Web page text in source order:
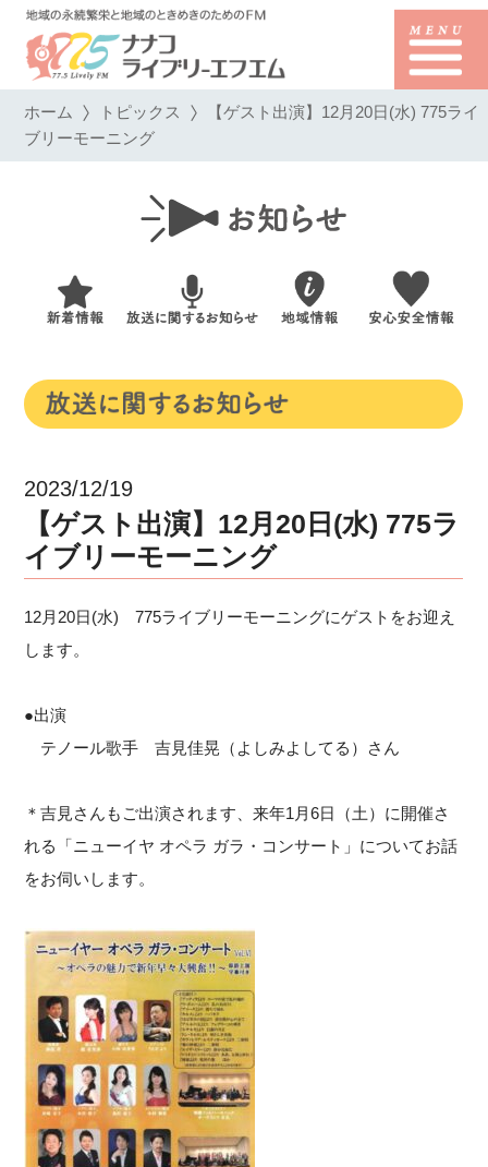
ホーム トピックス 【ゲスト出演】12月20日(水) 775ライ
ブリーモーニング
2023/12/19
【ゲスト出演】12月20日(水) 775ラ
イブリーモーニング
12月20日(水) 775ライブリーモーニングにゲストをお迎え
します。
●出演
テノール歌手 吉見佳晃（よしみよしてる）さん
＊吉見さんもご出演されます、来年1月6日（土）に開催さ
れる「ニューイヤ オペラ ガラ・コンサート」についてお話
をお伺いします。